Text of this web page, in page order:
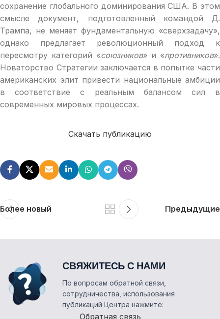
сохранение глобального доминирования США. В этом
смысле документ, подготовленный командой Д.
Трампа, не меняет фундаментальную «сверхзадачу»,
однако предлагает революционный подход к
пересмотру категорий «союзников» и «противников».
Новаторство Стратегии заключается в попытке части
американских элит привести национальные амбиции
в соответствие с реальным балансом сил в
современных мировых процессах.
Скачать публикацию
Более новый Предыдущие
СВЯЖИТЕСЬ С НАМИ
По вопросам обратной связи,
сотрудничества, использования
публикаций Центра нажмите:
Обратная связь